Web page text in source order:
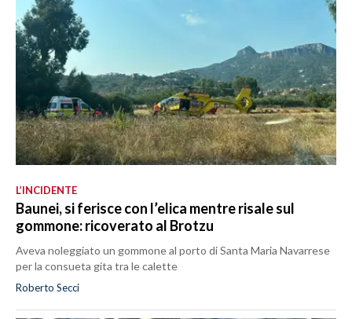
L’INCIDENTE
Baunei, si ferisce con l’elica mentre risale sul
gommone: ricoverato al Brotzu
Aveva noleggiato un gommone al porto di Santa Maria Navarrese
per la consueta gita tra le calette
Roberto Secci